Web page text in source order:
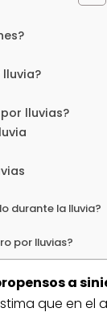
lluvias?
durante la lluvia?
por lluvias?
a
que en el